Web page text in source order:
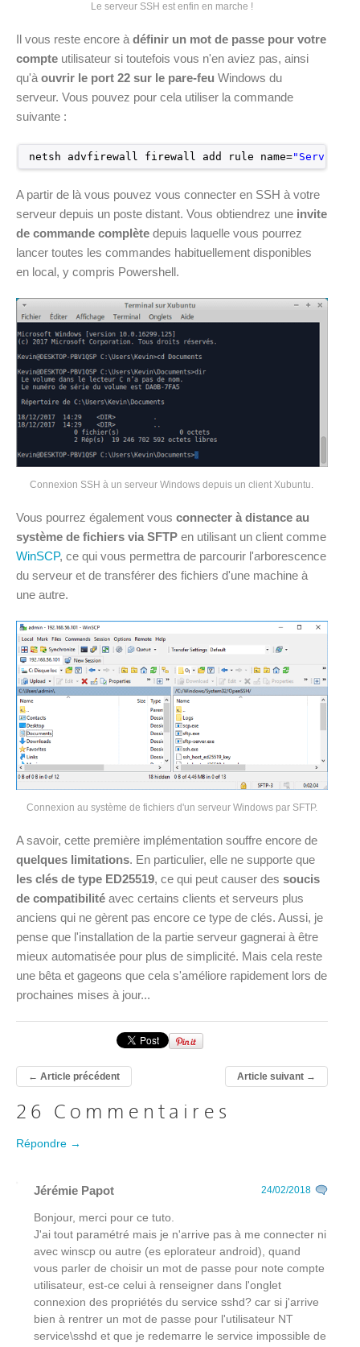
Le serveur SSH est enfin en marche !
Il vous reste encore à définir un mot de passe pour votre
compte utilisateur si toutefois vous n'en aviez pas, ainsi
qu'à ouvrir le port 22 sur le pare-feu Windows du
serveur. Vous pouvez pour cela utiliser la commande
suivante :
netsh advfirewall firewall add rule name="Service
A partir de là vous pouvez vous connecter en SSH à votre
serveur depuis un poste distant. Vous obtiendrez une invite
de commande complète depuis laquelle vous pourrez
lancer toutes les commandes habituellement disponibles
en local, y compris Powershell.
Connexion SSH à un serveur Windows depuis un client Xubuntu.
Vous pourrez également vous connecter à distance au
système de fichiers via SFTP en utilisant un client comme
WinSCP, ce qui vous permettra de parcourir l'arborescence
du serveur et de transférer des fichiers d'une machine à
une autre.
Connexion au système de fichiers d'un serveur Windows par SFTP.
A savoir, cette première implémentation souffre encore de
quelques limitations. En particulier, elle ne supporte que
les clés de type ED25519, ce qui peut causer des soucis
de compatibilité avec certains clients et serveurs plus
anciens qui ne gèrent pas encore ce type de clés. Aussi, je
pense que l'installation de la partie serveur gagnerai à être
mieux automatisée pour plus de simplicité. Mais cela reste
une bêta et gageons que cela s'améliore rapidement lors de
prochaines mises à jour...
← Article précédent Article suivant→
26 Commentaires
Répondre →
Jérémie Papot 24/02/2018
Bonjour, merci pour ce tuto.
J'ai tout paramétré mais je n'arrive pas à me connecter ni
avec winscp ou autre (es eplorateur android), quand
vous parler de choisir un mot de passe pour note compte
utilisateur, est-ce celui à renseigner dans l'onglet
connexion des propriétés du service sshd? car si j'arrive
bien à rentrer un mot de passe pour l'utilisateur NT
service\sshd et que je redemarre le service impossible de